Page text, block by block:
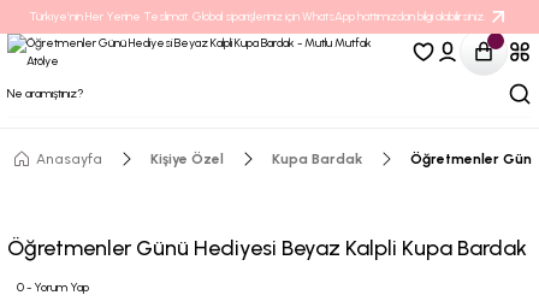
Türkiye’nin Her Yerine Teslimat. Global siparişleriniz için WhatsApp hattımızdan bilgi alabilirsiniz.
Anasayfa Kişiye Özel Kupa Bardak Öğretmenler
Öğretmenler Günü Hediyesi Beyaz Kalpli Kupa Bardak
0 - Yorum Yap